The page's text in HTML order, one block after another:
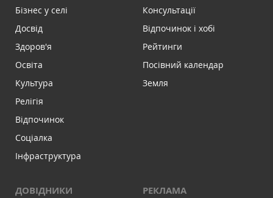
Бізнес у селі
Досвід
Здоров'я
Освіта
Культура
Релігія
Відпочинок
Соціалка
Інфраструктура
Консультації
Відпочинок і хобі
Рейтинги
Посівний календар
Земля
ДОВІДНИКИ РЕКЛАМА